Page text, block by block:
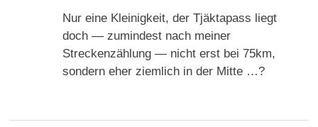
Nur eine Kleinigkeit, der Tjäktapass liegt
doch — zumindest nach meiner
Streckenzählung — nicht erst bei 75km,
sondern eher ziemlich in der Mitte …?